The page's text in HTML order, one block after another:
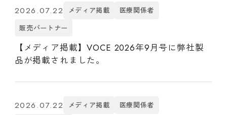
2026.07.22 メディア掲載
医療関係者
販売パートナー
【メディア掲載】VOCE 2026年9月号に弊社製
品が掲載されました。
2026.07.22 メディア掲載
医療関係者